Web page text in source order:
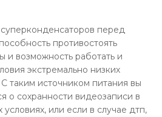
перед
противостоять
и возможность работать и
экстремально низких
таким источником питания вы
о сохранности видеозаписи в
или если в случае дтп,